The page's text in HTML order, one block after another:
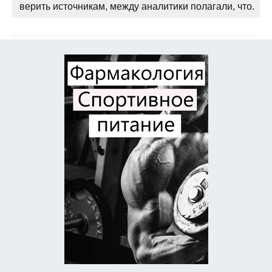
верить источникам, между аналитики полагали, что.